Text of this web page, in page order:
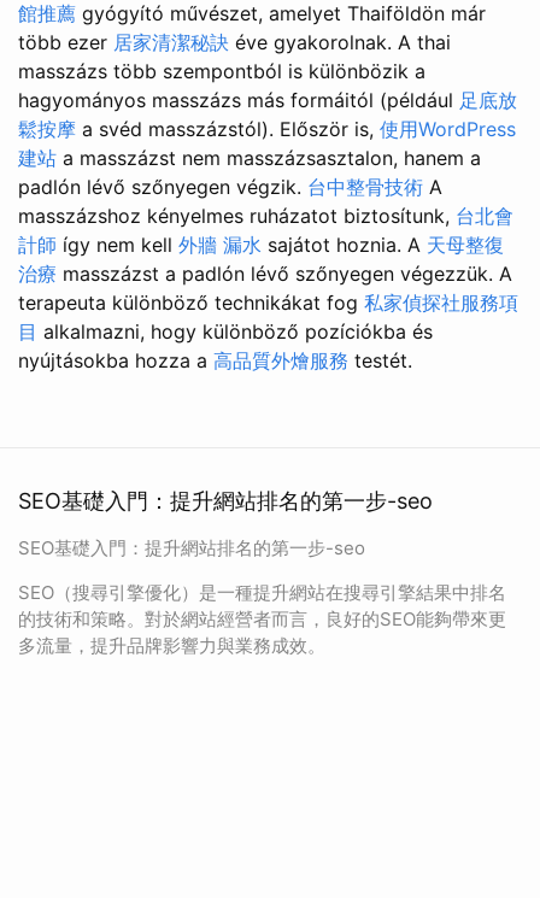
館推薦 gyógyító művészet, amelyet Thaiföldön már
több ezer 居家清潔秘訣 éve gyakorolnak. A thai
masszázs több szempontból is különbözik a
hagyományos masszázs más formáitól (például 足底放
鬆按摩 a svéd masszázstól). Először is, 使用WordPress
建站 a masszázst nem masszázsasztalon, hanem a
padlón lévő szőnyegen végzik. 台中整骨技術 A
masszázshoz kényelmes ruházatot biztosítunk, 台北會
計師 így nem kell 外牆 漏水 sajátot hoznia. A 天母整復
治療 masszázst a padlón lévő szőnyegen végezzük. A
terapeuta különböző technikákat fog 私家偵探社服務項
目 alkalmazni, hogy különböző pozíciókba és
nyújtásokba hozza a 高品質外燴服務 testét.
SEO基礎入門：提升網站排名的第一步-seo
SEO基礎入門：提升網站排名的第一步-seo
SEO（搜尋引擎優化）是一種提升網站在搜尋引擎結果中排名
的技術和策略。對於網站經營者而言，良好的SEO能夠帶來更
多流量，提升品牌影響力與業務成效。